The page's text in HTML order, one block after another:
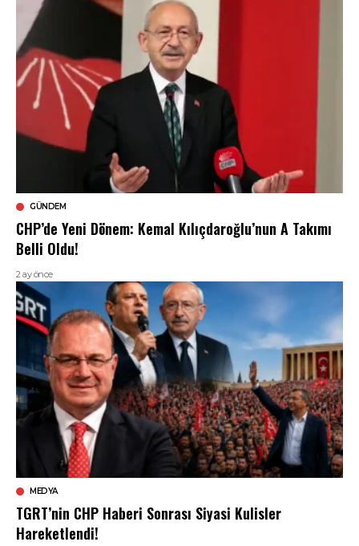
GÜNDEM
CHP’de Yeni Dönem: Kemal Kılıçdaroğlu’nun A Takımı
Belli Oldu!
2 ay önce
MEDYA
TGRT’nin CHP Haberi Sonrası Siyasi Kulisler
Hareketlendi!